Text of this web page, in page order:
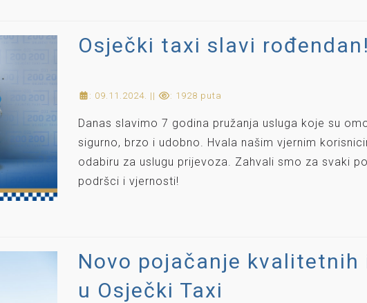
Osječki taxi slavi rođendan!
: 09.11.2024. || : 1928 puta
Danas slavimo 7 godina pružanja usluga koje su
sigurno, brzo i udobno. Hvala našim vjernim
odabiru za uslugu prijevoza. Zahvali smo za svaki
podršci i vjernosti!
Novo pojačanje
u Osječki Taxi